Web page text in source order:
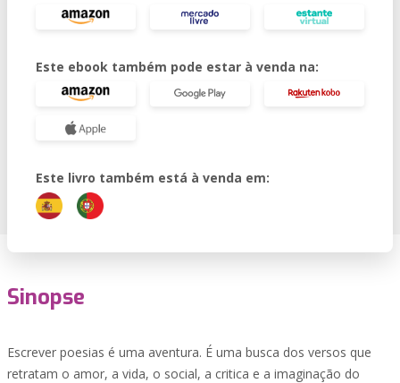
Este ebook também pode estar à venda na:
Este livro também está à venda em:
Sinopse
Escrever poesias é uma aventura. É uma busca dos versos que
retratam o amor, a vida, o social, a critica e a imaginação do